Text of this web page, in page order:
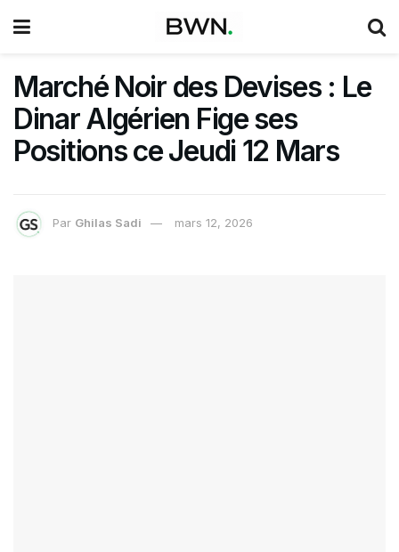
Marché Noir des Devises : Le
Dinar Algérien Fige ses
Positions ce Jeudi 12 Mars
Par Ghilas Sadi mars 12, 2026